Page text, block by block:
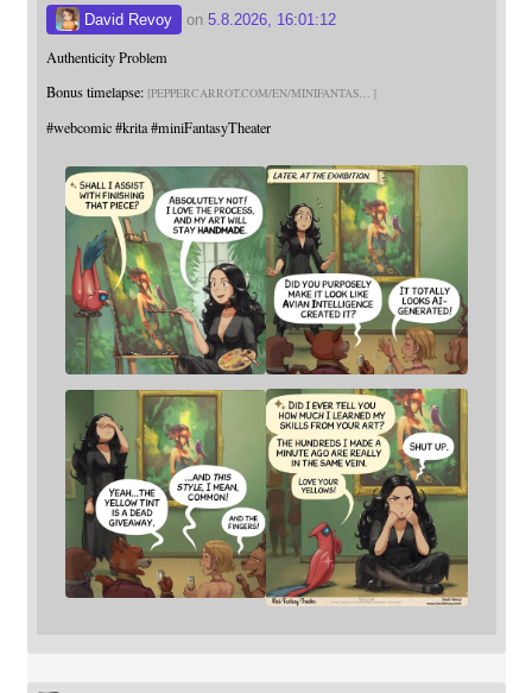
David Revoy on 5.8.2026, 16:01:12
Authenticity Problem
Bonus timelapse: PEPPERCARROT.COM/EN/MINIFANTAS
#webcomic #krita #miniFantasyTheater